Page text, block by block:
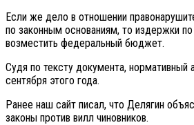
Если же дело в отношении
по законным основаниям, то издержки
возместить федеральный бюджет.
Судя по тексту документа, нормативный
сентября этого года.
Ранее наш сайт писал, что Делягин
законы против вилл чиновников.